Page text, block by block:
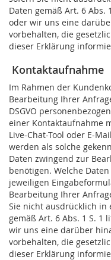
Daten gemäß Art. 6 Abs.
oder wir uns eine
vorbehalten, die
dieser Erklärung
Kontaktaufnahme
Im Rahmen der
Bearbeitung Ihrer
DSGVO
einer Kontaktaufnahme
Live-Chat-Tool oder E-
werden als solche
Daten zwingend zur
benötigen. Welche
jeweiligen
Bearbeitung Ihrer
Sie nicht ausdrücklich in
gemäß Art. 6 Abs. 1 S. 1
wir uns eine darüber
vorbehalten, die
dieser Erklärung